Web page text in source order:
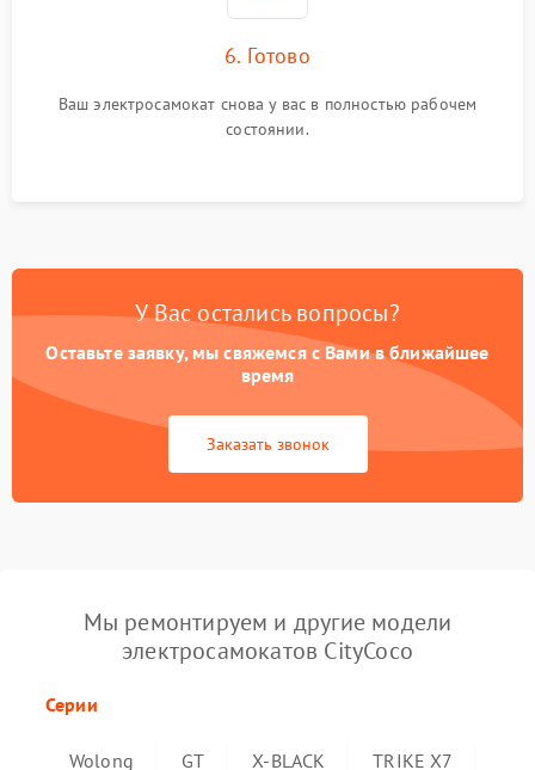
6. Готово
Ваш электросамокат снова у вас в полностью рабочем
состоянии.
У Вас остались вопросы?
Оставьте заявку, мы свяжемся с Вами в ближайшее
время
Заказать звонок
Мы ремонтируем и другие модели
электросамокатов CityCoco
Серии
Wolong GT X-BLACK TRIKE X7